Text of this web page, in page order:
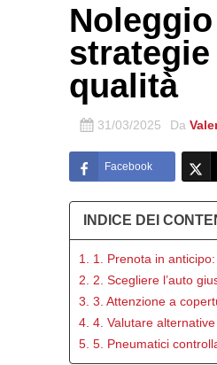
qualità
31/03/2025 Da
Facebook
INDICE DEI
1. 1. Prenota in
2. 2. Scegliere l’auto
3. 3. Attenzione a
4. 4. Valutare
5. 5. Pneumatici